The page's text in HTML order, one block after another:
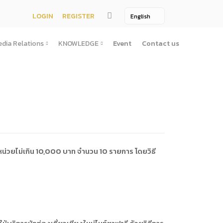
LOGIN REGISTER
ารณะ
Relations
Photo
KNOWLEDGE Event Contact us
ไม่เกิน 10,000 บาท จำนวน 10 รายการ โดยวิธี